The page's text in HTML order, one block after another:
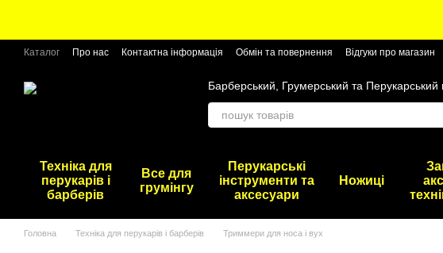
Каталог Про нас Контактна інформація Обмін та повернення Відгуки про магазин
Барберський, Грумерський та Перукарський
Техніка для
перукарів і
барберів
Все для
грумінгу
Перукарські
інструменти та
аксесуари
Ножиці
Головна Техніка для перукарів і барберів Триммери для носа і вух